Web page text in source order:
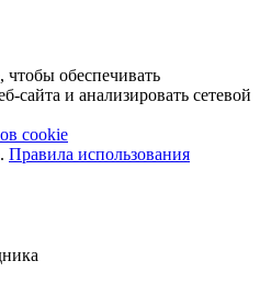
обеспечивать
сайта и анализировать сетевой
cookie
Правила использования